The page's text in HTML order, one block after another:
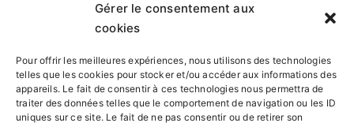
Gérer le consentement aux
cookies
Pour offrir les meilleures expériences, nous utilisons des technologies
telles que les cookies pour stocker et/ou accéder aux informations des
appareils. Le fait de consentir à ces technologies nous permettra de
traiter des données telles que le comportement de navigation ou les ID
uniques sur ce site. Le fait de ne pas consentir ou de retirer son
Temps de lecture estimé :10 minutes
Gfor Audit SEO analyse vos pages grâce à 30
critères pondérés et fournit un audit SEO clair,
fiable et actionnable.
Lire la suite